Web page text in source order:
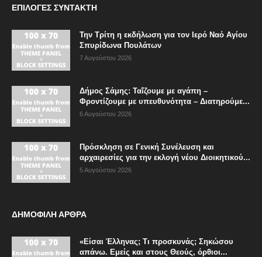
ΕΠΙΛΟΓΈΣ ΣΥΝΤΆΚΤΗ
Την Τρίτη η εκδήλωση για τον Ιερό Ναό Αγίου
Σπυρίδωνα Πουλάτων
7 Αυγούστου 2026
Δήμος Σάμης: Ταΐζουμε με αγάπη –
Φροντίζουμε με υπευθυνότητα – Διατηρούμε...
6 Αυγούστου 2026
Πρόσκληση σε Γενική Συνέλευση και
αρχαιρεσίες για την εκλογή νέου Διοικητικού...
5 Αυγούστου 2026
ΔΗΜΟΦΙΛΗ ΑΡΘΡΑ
«Είσαι Έλληνας; Τι προσκυνάς; Σηκώσου
απάνω. Εμείς και στους Θεούς, όρθιοι...